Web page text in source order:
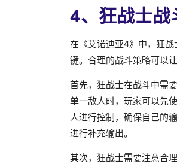
4、狂战士战
在《艾诺迪亚4》中，狂
键。合理的战斗策略可以
首先，狂战士在战斗中需
单一敌人时，玩家可以先
人进行控制，确保自己的
进行补充输出。
其次，狂战士需要注意合